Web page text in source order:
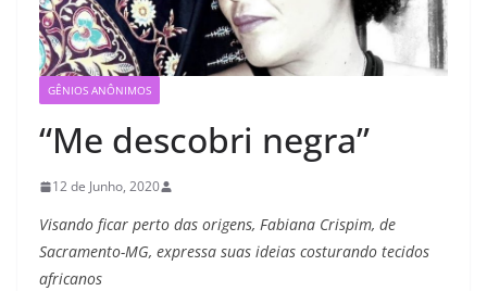
GÊNIOS ANÔNIMOS
“Me descobri negra”
12 de Junho, 2020
Visando ficar perto das origens, Fabiana Crispim, de
Sacramento-MG, expressa suas ideias costurando tecidos
africanos